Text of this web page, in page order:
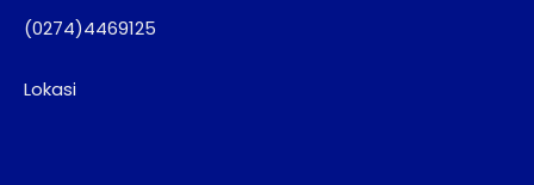
(0274)4469125
Lokasi